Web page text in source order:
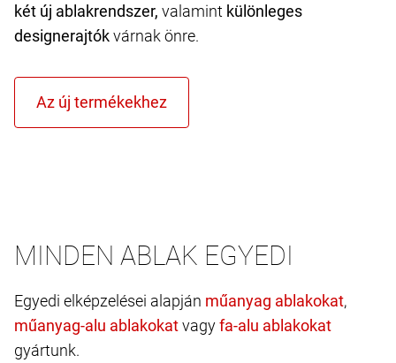
két új ablakrendszer, valamint különleges
designerajtókvárnak önre.
MINDEN ABLAK EGYEDI
Egyedi elképzelései alapján
,
vagy
gyártunk.